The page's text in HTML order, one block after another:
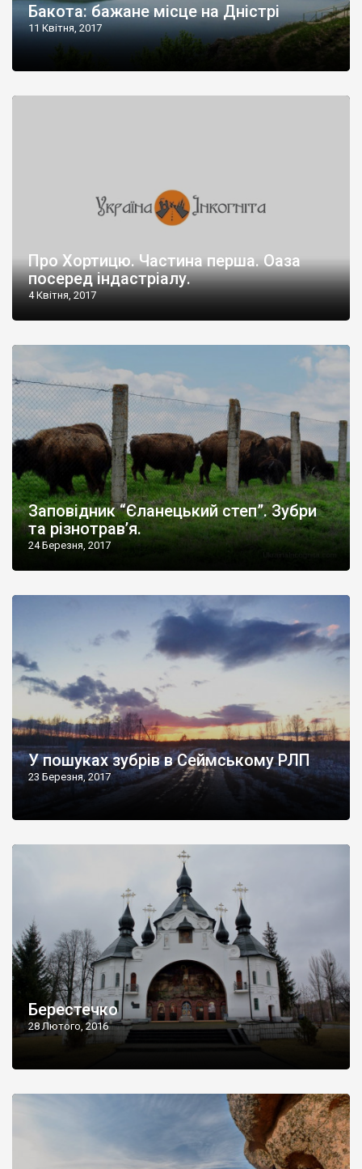
Бакота: бажане місце на Дністрі
11 Квітня, 2017
Про Хортицю. Частина перша. Оаза
посеред індастріалу.
4 Квітня, 2017
Заповідник “Єланецький степ”. Зубри
та різнотрав’я.
24 Березня, 2017
У пошуках зубрів в Сеймському РЛП
23 Березня, 2017
Берестечко
28 Лютого, 2016